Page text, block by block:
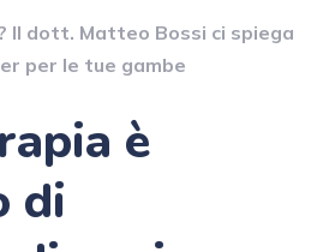
Il dott. Matteo Bossi ci spiega
per le tue gambe
è
di